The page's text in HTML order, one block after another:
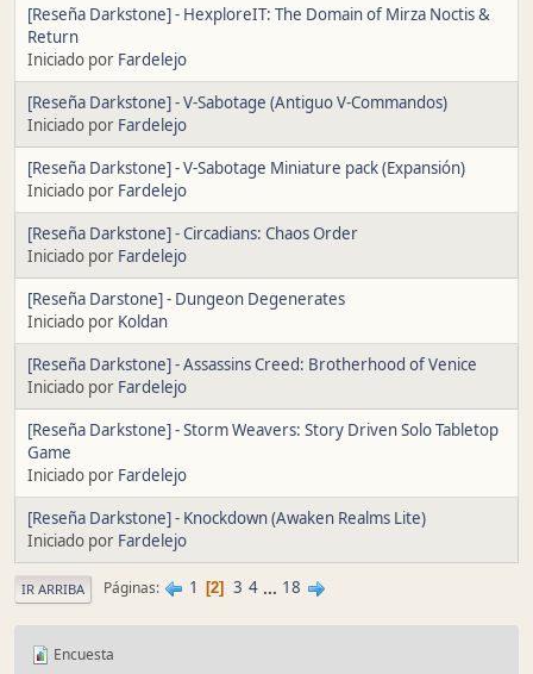
[Reseña Darkstone] - HexploreIT: The Domain of Mirza Noctis &
Return
Iniciado por Fardelejo
[Reseña Darkstone] - V-Sabotage (Antiguo V-Commandos)
Iniciado por Fardelejo
[Reseña Darkstone] - V-Sabotage Miniature pack (Expansión)
Iniciado por Fardelejo
[Reseña Darkstone] - Circadians: Chaos Order
Iniciado por Fardelejo
[Reseña Darstone] - Dungeon Degenerates
Iniciado por Koldan
[Reseña Darkstone] - Assassins Creed: Brotherhood of Venice
Iniciado por Fardelejo
[Reseña Darkstone] - Storm Weavers: Story Driven Solo Tabletop
Game
Iniciado por Fardelejo
[Reseña Darkstone] - Knockdown (Awaken Realms Lite)
Iniciado por Fardelejo
IR ARRIBA Páginas 1 2 3 4 ... 18
Encuesta